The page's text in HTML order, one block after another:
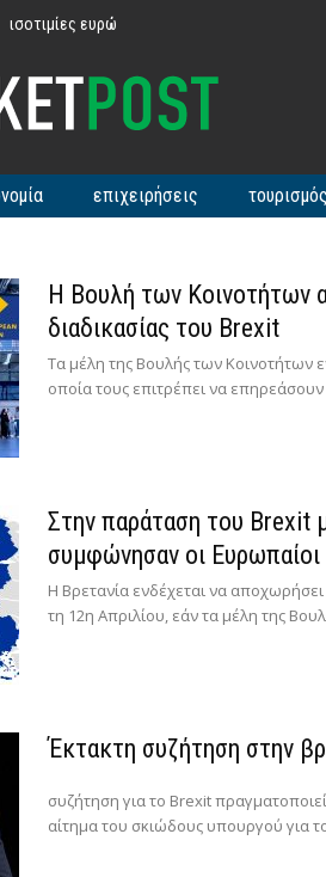
ισοτιμίες ευρώ
επιχειρήσεις τουρισμός
Η Βουλή των Κοινοτήτων
διαδικασίας του Brexit
Τα μέλη της Βουλής των Κοινοτήτων
οποία τους επιτρέπει να
Στην παράταση του Brexit
συμφώνησαν οι Ευρωπαίοι
Η Βρετανία ενδέχεται να
τη 12η Απριλίου, εάν τα μέλη της
Έκτακτη συζήτηση στην
συζήτηση για το Brexit
αίτημα του σκιώδους υπουργού για